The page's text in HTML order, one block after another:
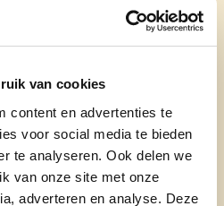
van cookies
content en advertenties te
voor social media te bieden
te analyseren. Ook delen we
van onze site met onze
adverteren en analyse. Deze
voor Chiro